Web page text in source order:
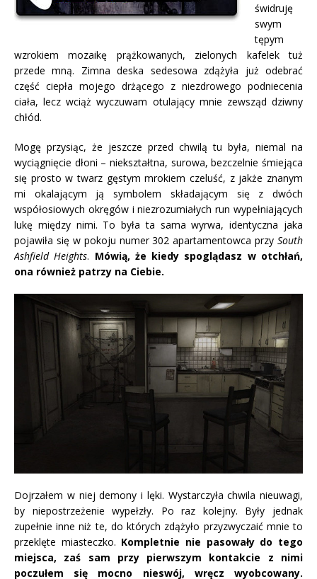
świdruję
swym
tępym
wzrokiem mozaikę prążkowanych, zielonych kafelek tuż
przede mną. Zimna deska sedesowa zdążyła już odebrać
część ciepła mojego drżącego z niezdrowego podniecenia
ciała, lecz wciąż wyczuwam otulający mnie zewsząd dziwny
chłód.
Mogę przysiąc, że jeszcze przed chwilą tu była, niemal na
wyciągnięcie dłoni – niekształtna, surowa, bezczelnie śmiejąca
się prosto w twarz gęstym mrokiem czeluść, z jakże znanym
mi okalającym ją symbolem składającym się z dwóch
współosiowych okręgów i niezrozumiałych run wypełniających
lukę między nimi. To była ta sama wyrwa, identyczna jaka
pojawiła się w pokoju numer 302 apartamentowca przy South
Ashfield Heights. Mówią, że kiedy spoglądasz w otchłań,
ona również patrzy na Ciebie.
Dojrzałem w niej demony i lęki. Wystarczyła chwila nieuwagi,
by niepostrzeżenie wypełzły. Po raz kolejny. Były jednak
zupełnie inne niż te, do których zdążyło przyzwyczaić mnie to
przeklęte miasteczko. Kompletnie nie pasowały do tego
miejsca, zaś sam przy pierwszym kontakcie z nimi
poczułem się mocno nieswój, wręcz wyobcowany.